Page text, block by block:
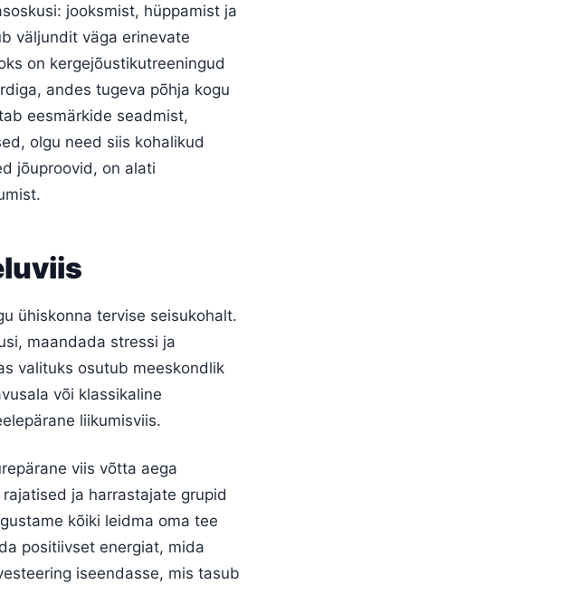
jooksmist, hüppamist ja
väljundit väga erinevate
on kergejõustikutreeningud
andes tugeva põhja kogu
eesmärkide seadmist,
olgu need siis kohalikud
jõuproovid, on alati
ühiskonna tervise seisukohalt.
maandada stressi ja
valituks osutub meeskondlik
või klassikaline
liikumisviis.
viis võtta aega
ja harrastajate grupid
kõiki leidma oma tee
positiivset energiat, mida
iseendasse, mis tasub